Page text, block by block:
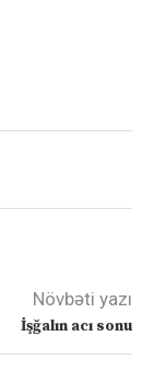
Növbəti yazı
İşğalın acı sonu